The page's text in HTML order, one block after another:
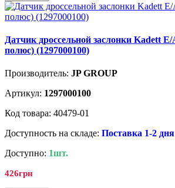
Датчик дроссельной заслонки Kadett
полюс) (1297000100)
Производитель: JP GROUP
Артикул: 1297000100
Код товара: 40479-01
Доступность на складе: Поставка 1-2 дня
Доступно: 1шт.
426грн